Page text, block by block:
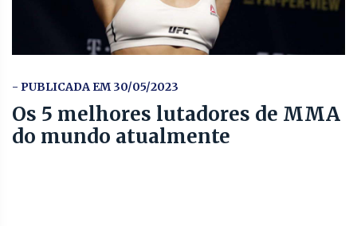
- PUBLICADA EM 30/05/2023
Os 5 melhores lutadores de MMA
do mundo atualmente